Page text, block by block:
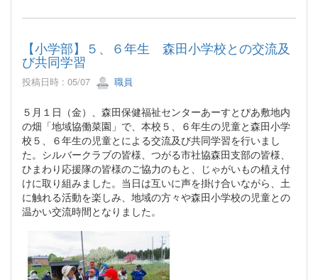
【小学部】５、６年生 森田小学校との交流及
び共同学習
投稿日時 : 05/07 職員
５月１日（金）、森田保健福祉センターあーすとぴあ敷地内
の畑「地域協働菜園」で、本校５、６年生の児童と森田小学
校５、６年生の児童とによる交流及び共同学習を行いまし
た。シルバークラブの皆様、つがる市社協森田支部の皆様、
ひまわり応援隊の皆様のご協力のもと、じゃがいもの植え付
けに取り組みました。当日は互いに声を掛け合いながら、土
に触れる活動を楽しみ、地域の方々や森田小学校の児童との
温かい交流時間となりました。